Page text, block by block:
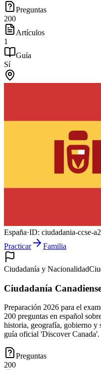
Preguntas
200
Artículos
1
Guía
Sí
España·ID: ciudadania-ccse-a2
Practicar
Familia
Ciudadanía y Nacionalidad
Ciudadanía
Preparación 2026 para el
200 preguntas en español
historia, geografía, gobierno y
guía oficial 'Discover Canada'.
Preguntas
200